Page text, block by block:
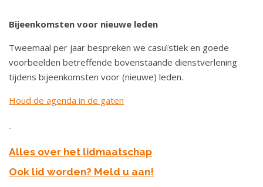
Bijeenkomsten voor nieuwe leden
Tweemaal per jaar bespreken we casuïstiek en goede
voorbeelden betreffende bovenstaande dienstverlening
tijdens bijeenkomsten voor (nieuwe) leden.
Houd de agenda in de gaten
Alles over het lidmaatschap
Ook lid worden? Meld u aan!